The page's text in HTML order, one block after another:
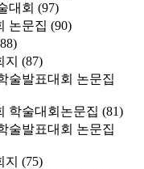
대회 (97)
논문집 (90)
(87)
술발표대회 논문집
학술대회논문집 (81)
술발표대회 논문집
(75)